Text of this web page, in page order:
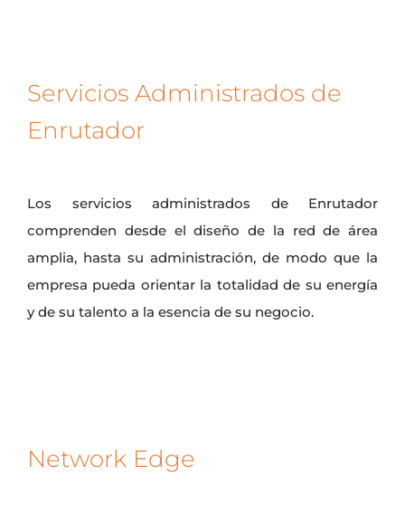
Servicios Administrados de
Enrutador
Los servicios administrados de Enrutador
comprenden desde el diseño de la red de área
amplia, hasta su administración, de modo que la
empresa pueda orientar la totalidad de su energía
y de su talento a la esencia de su negocio.
Network Edge